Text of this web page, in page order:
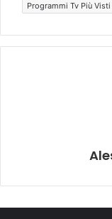
Programmi Tv Più Visti